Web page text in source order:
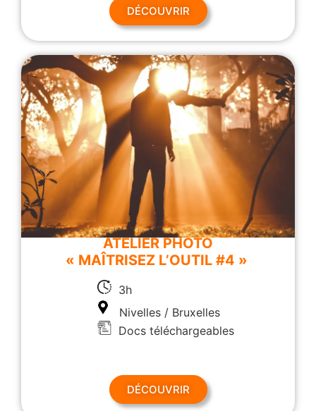
DÉCOUVRIR
ATELIER PHOTO
« MAÎTRISEZ L’OUTIL #4 »
3h
Nivelles / Bruxelles
Docs téléchargeables
DÉCOUVRIR